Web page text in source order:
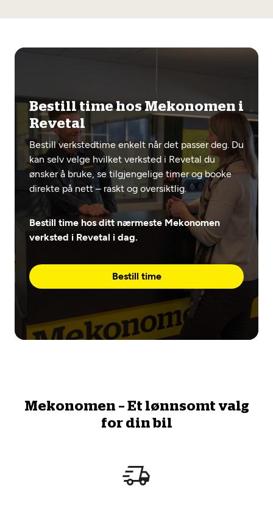
Bestill time hos Mekonomen i
Revetal
Bestill verkstedtime enkelt når det passer deg. Du
kan selv velge hvilket verksted i Revetal du
ønsker å bruke, se tilgjengelige timer og booke
direkte på nett – raskt og oversiktlig.
Bestill time hos ditt nærmeste Mekonomen
verksted i Revetal i dag.
Bestill time
Mekonomen – Et lønnsomt valg
for din bil